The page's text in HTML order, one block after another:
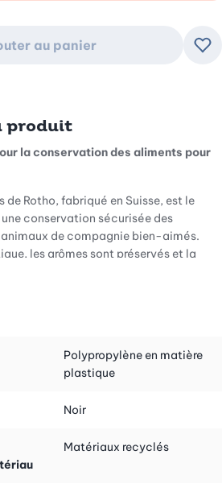
au panier
produit
la conservation des aliments pour
Rotho, fabriqué en Suisse, est le
conservation sécurisée des
de compagnie bien-aimés.
les arômes sont préservés et la
pratiques :
du couvercle peut être fixé pour verser
fermé en toute sécurité. De plus,
le portionnement de la nourriture.
Polypropylène en matière
plastique
Noir
Matériaux recyclés